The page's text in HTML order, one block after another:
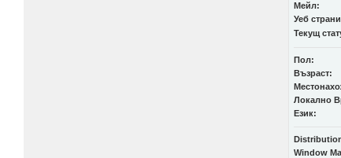
Мейл:
Уеб
Текущ
Пол:
Възраст:
Локално
Език:
Window